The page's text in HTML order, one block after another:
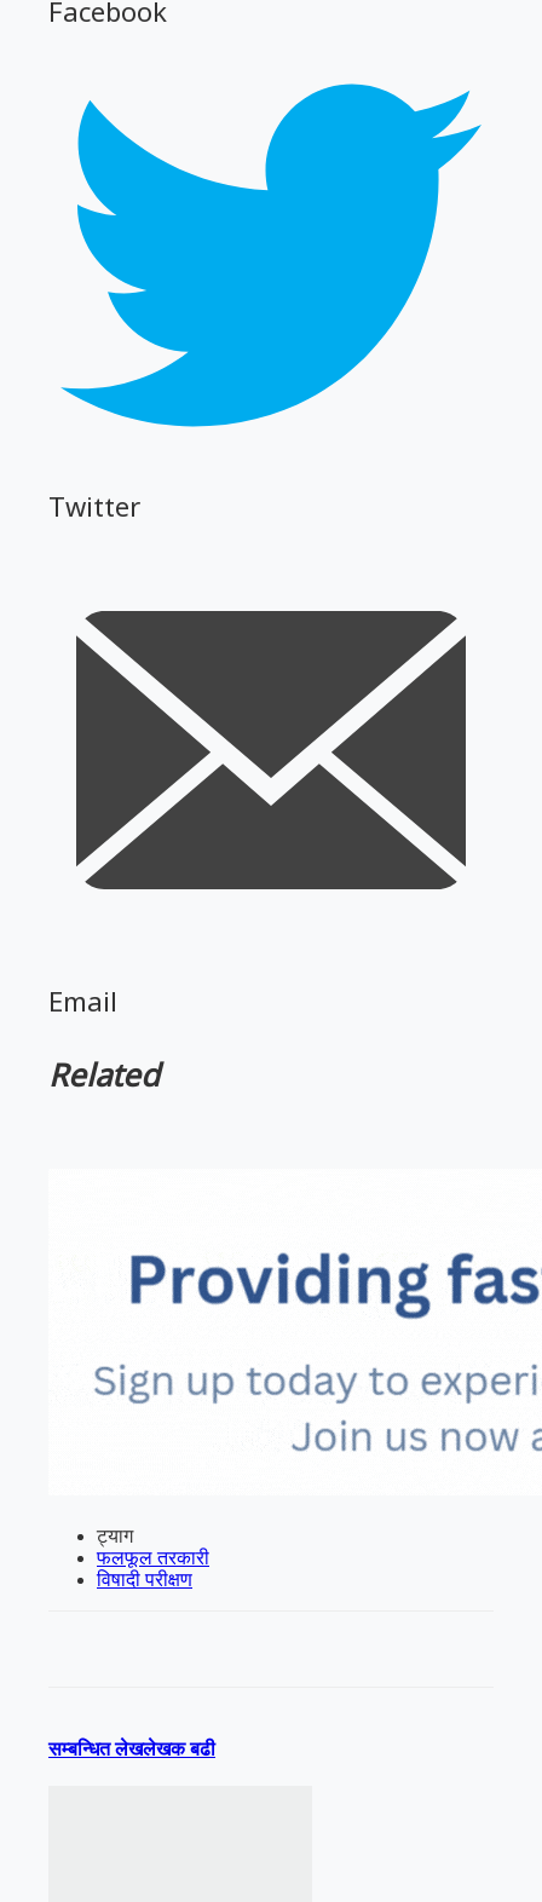
Facebook
Twitter
Email
Related
ट्याग
फलफूल तरकारी
विषादी परीक्षण
सम्बन्धित लेखलेखक बढी